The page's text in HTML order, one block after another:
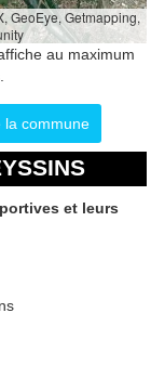
GeoEye, Getmapping,
au maximum
la commune
et leurs